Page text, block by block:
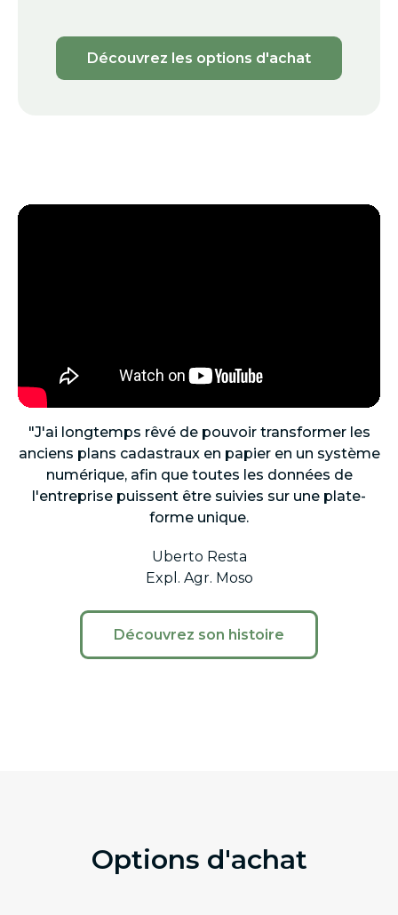
Découvrez les options d'achat
"J'ai longtemps rêvé de pouvoir transformer les
anciens plans cadastraux en papier en un système
numérique, afin que toutes les données de
l'entreprise puissent être suivies sur une plate-
forme unique.
Uberto Resta
Expl. Agr. Moso
Découvrez son histoire
Options d'achat